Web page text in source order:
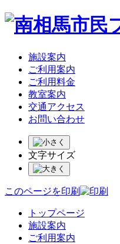
施設案内
ご利用案内
ご利用料金
教室案内
交通アクセス
お問い合わせ
文字サイズ
このページを印刷
トップページ
施設案内
ご利用案内